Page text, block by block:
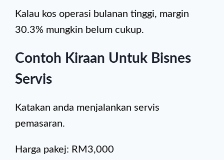
Kalau kos operasi bulanan tinggi, margin
30.3% mungkin belum cukup.
Contoh Kiraan Untuk Bisnes
Servis
Katakan anda menjalankan servis
pemasaran.
Harga pakej: RM3,000